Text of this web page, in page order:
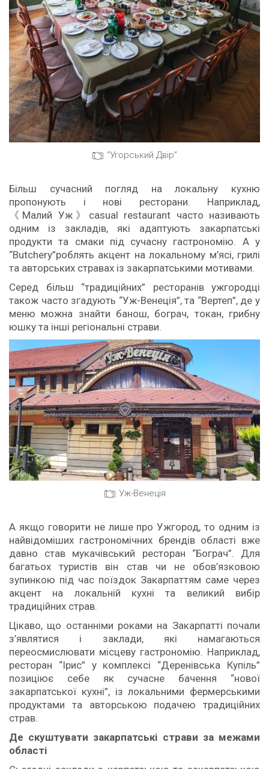
“Угорський Двір”
Більш сучасний погляд на локальну кухню
пропонують і нові ресторани. Наприклад,
《Малий Уж》casual restaurant часто називають
одним із закладів, які адаптують закарпатські
продукти та смаки під сучасну гастрономію. А у
“Butchery”роблять акцент на локальному м’ясі, грилі
та авторських стравах із закарпатськими мотивами.
Серед більш “традиційних” ресторанів ужгородці
також часто згадують “Уж-Венеція”, та “Вертеп”, де у
меню можна знайти банош, бограч, токан, грибну
юшку та інші регіональні страви.
Уж-Венеція
А якщо говорити не лише про Ужгород, то одним із
найвідоміших гастрономічних брендів області вже
давно став мукачівський ресторан “Бограч”. Для
багатьох туристів він став чи не обов’язковою
зупинкою під час поїздок Закарпаттям саме через
акцент на локальній кухні та великий вибір
традиційних страв.
Цікаво, що останніми роками на Закарпатті почали
з’являтися і заклади, які намагаються
переосмислювати місцеву гастрономію. Наприклад,
ресторан “Ірис” у комплексі “Деренівська Купіль”
позиціює себе як сучасне бачення “нової
закарпатської кухні”, із локальними фермерськими
продуктами та авторською подачею традиційних
страв.
Де скуштувати закарпатські страви за межами
області